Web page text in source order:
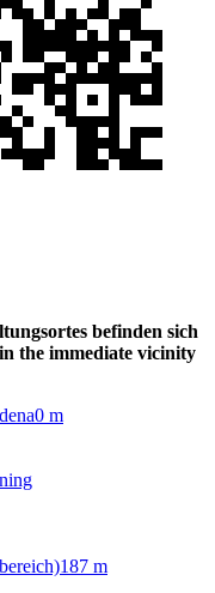
befinden sich
the immediate vicinity
0 m
187 m